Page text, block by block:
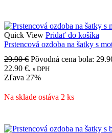
Quick View Pridať do košíka
Prstencová ozdoba na šatky s
29.90€ Pôvodná cena bola:
22.90 €. s DPH
Zľava 27%
Na sklade ostáva 2 ks